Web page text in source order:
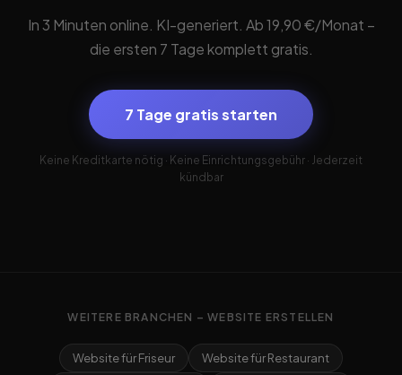
In 3 Minuten online. KI-generiert. Ab 19,90 €/Monat –
die ersten 7 Tage komplett gratis.
7 Tage gratis starten
Keine Kreditkarte nötig · Keine Einrichtungsgebühr · Jederzeit
kündbar
WEITERE BRANCHEN – WEBSITE ERSTELLEN
Website für Friseur
Website für Restaurant